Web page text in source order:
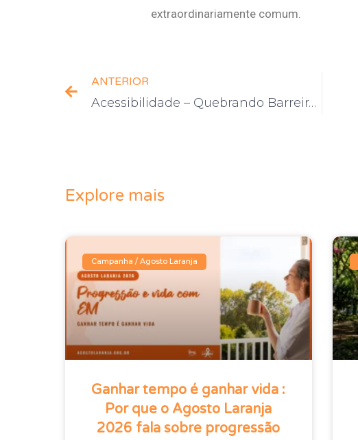
extraordinariamente comum.
ANTERIOR
Acessibilidade – Quebrando Barreiras
Explore mais
Campanha / Agosto Laranja
Ganhar tempo é ganhar vida :
Por que o Agosto Laranja
2026 fala sobre progressão